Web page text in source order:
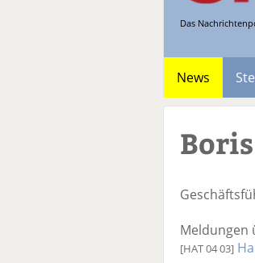
Das
News
Meldungen
[HAT 04 03]